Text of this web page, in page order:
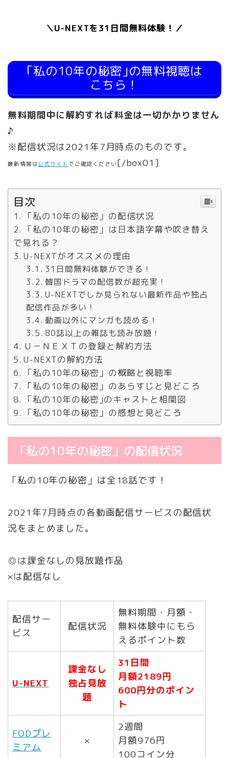
＼U-NEXTを31日間無料体験！／
｢私の10年の秘密｣の無料視聴は
こちら！
無料期間中に解約すれば料金は一切かかりません
♪
※配信状況は2021年7月時点のものです。
最新情報は公式サイト でご確認ください [/box01]
目次
「私の10年の秘密」の配信状況
「私の10年の秘密」は日本語字幕や吹き替え
で見れる？
U-NEXTがオススメの理由
31日間無料体験ができる！
韓国ドラマの配信数が超充実！
U-NEXTでしか見られない最新作品や独占
配信作品が多い！
動画以外にマンガも読める！
80誌以上の雑誌も読み放題！
Ｕ－ＮＥＸＴの登録と解約方法
U-NEXTの解約方法
「私の10年の秘密」の概略と視聴率
「私の10年の秘密」のあらすじと見どころ
「私の10年の秘密｣のキャストと相関図
「私の10年の秘密」の感想と見どころ
「私の10年の秘密」の配信状況
「私の10年の秘密」は全18話です！
2021年7月時点の各動画配信サービスの配信状
況をまとめました。
◎は課金なしの見放題作品
×は配信なし
配信サー
ビス
配信状況
無料期間・月額・
無料体験中にもら
えるポイント数
U-NEXT
課金なし
独占見放
題
31日間
月額2189円
600円分のポイン
ト
FODプレ
ミアム
×
2週間
月額976円
100コイン分